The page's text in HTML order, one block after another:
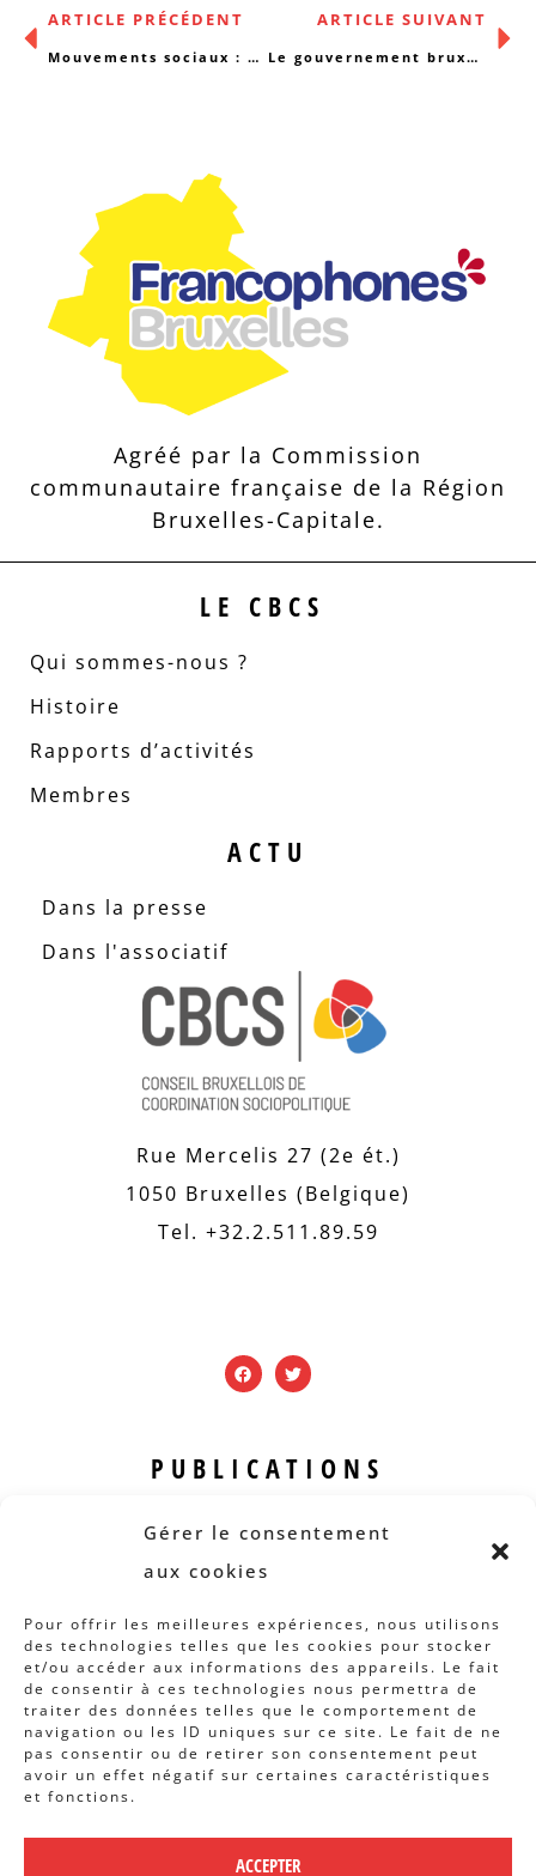
Gérer le consentement
aux cookies
Pour offrir les meilleures expériences, nous utilisons
des technologies telles que les cookies pour stocker
et/ou accéder aux informations des appareils. Le fait
de consentir à ces technologies nous permettra de
traiter des données telles que le comportement de
navigation ou les ID uniques sur ce site. Le fait de ne
pas consentir ou de retirer son consentement peut
avoir un effet négatif sur certaines caractéristiques
et fonctions.
ACCEPTER
ARTICLE PRÉCÉDENT
Mouvements sociaux : pistes pour recommencer à gagner !
ARTICLE SUIVANT
Le gouvernement bruxellois veut plafonner l’offre de logements en Agences immobilières sociales
Agréé par la Commission
communautaire française de la Région
Bruxelles-Capitale.
LE CBCS
Qui sommes-nous ?
Histoire
Rapports d’activités
Membres
ACTU
Dans la presse
Dans l'associatif
Rue Mercelis 27 (2e ét.)
1050 Bruxelles (Belgique)
Tel. +32.2.511.89.59
PUBLICATIONS
Revue B.I.S.
Rapports et analyses
Articles
AUTRES INFOS
Actions
Concertation
Archives